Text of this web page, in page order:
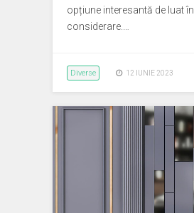
opțiune interesantă de luat în
considerare.…
Diverse 12 IUNIE 2023